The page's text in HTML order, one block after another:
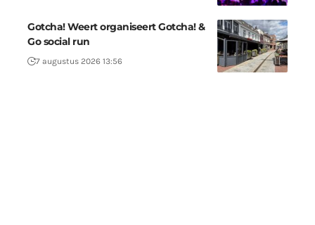
Gotcha! Weert organiseert Gotcha! &
Go social run
7 augustus 2026 13:56